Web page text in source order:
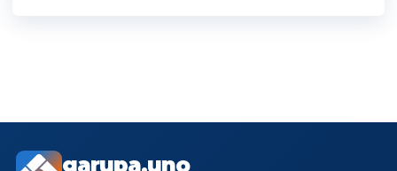
garupa.uno